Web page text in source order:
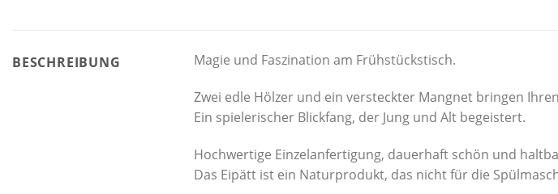
BESCHREIBUNG Magie und Faszination am Frühstückstisch.
Zwei edle Hölzer und ein versteckter Mangnet bringen
Ein spielerischer Blickfang, der Jung und Alt begeistert.
Hochwertige Einzelanfertigung, dauerhaft schön und
Das Eipätt ist ein Naturprodukt, das nicht für die